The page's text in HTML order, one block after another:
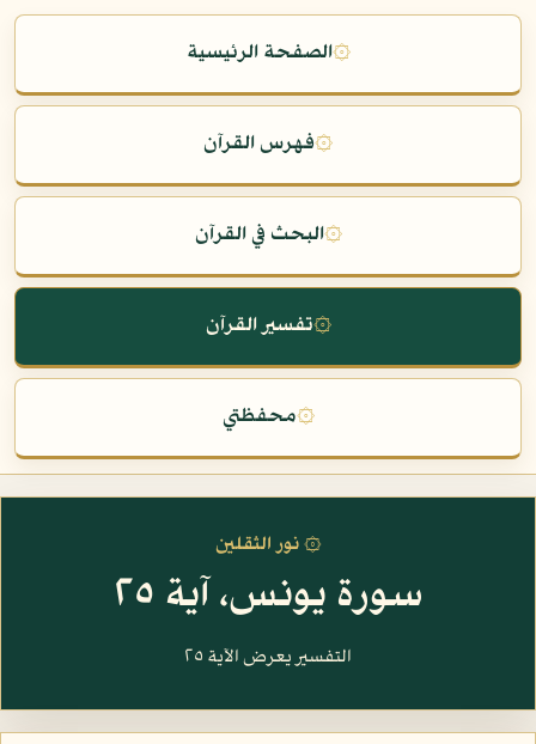
۞الصفحة الرئيسية
۞فهرس القرآن
۞البحث في القرآن
۞تفسير القرآن
۞محفظتي
۞ نور الثقلين
سورة يونس، آية ٢٥
التفسير يعرض الآية ٢٥